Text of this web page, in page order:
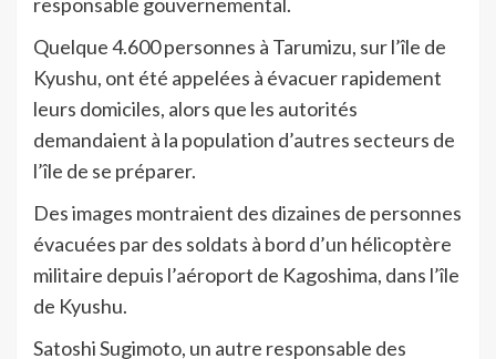
Quelque 4.600 personnes à Tarumizu, sur l’île de
Kyushu, ont été appelées à évacuer rapidement
leurs domiciles, alors que les autorités
demandaient à la population d’autres secteurs de
l’île de se préparer.
Des images montraient des dizaines de personnes
évacuées par des soldats à bord d’un hélicoptère
militaire depuis l’aéroport de Kagoshima, dans l’île
de Kyushu.
Satoshi Sugimoto, un autre responsable des